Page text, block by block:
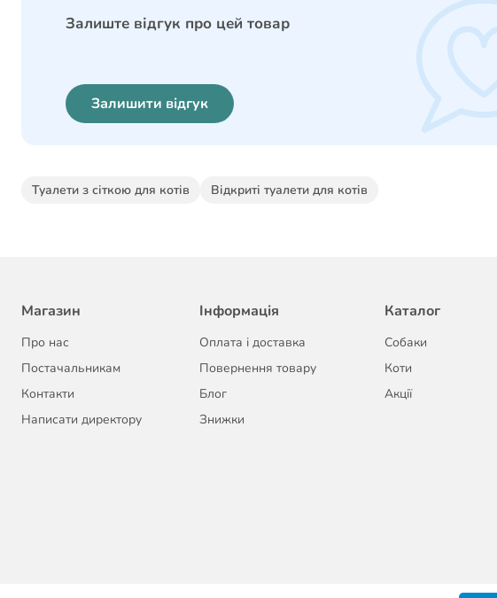
Залиште відгук про цей товар
Залишити відгук
Туалети з сіткою для котів Відкриті туалети для котів
Магазин
Про нас
Постачальникам
Контакти
Написати директору
Інформація
Оплата і доставка
Повернення товару
Блог
Знижки
Каталог
Собаки
Коти
Акції